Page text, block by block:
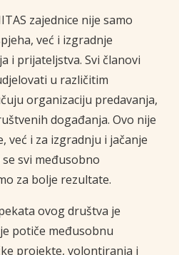
zajednice nije samo
već i izgradnje
i prijateljstva. Svi članovi
u različitim
organizaciju predavanja,
događanja. Ovo nije
već i za izgradnju i jačanje
svi međusobno
za bolje rezultate.
ovog društva je
potiče međusobnu
projekte, volontiranja i